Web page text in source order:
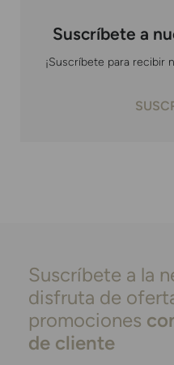
Suscríbete a
¡Suscríbete para recibir
Suscríbete a la
disfruta de
promociones
de cliente